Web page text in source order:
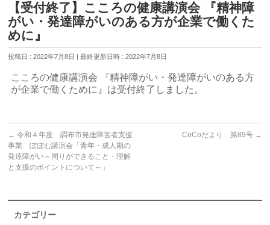
【受付終了】こころの健康講演会 『精神障
がい・発達障がいのある方が企業で働くた
めに』
投稿日 : 2022年7月8日 最終更新日時 : 2022年7月8日
こころの健康講演会 『精神障がい・発達障がいのある方
が企業で働くために』は受付終了しました。
← 令和４年度 調布市発達障害者支援
事業 ぽぽむ講演会「青年・成人期の
発達障がい～周りができること・理解
と支援のポイントについて～」
CoCoだより 第89号 →
カテゴリー